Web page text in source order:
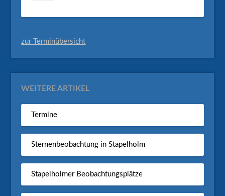
zur Terminübersicht
WEITERE ARTIKEL
Termine
Sternenbeobachtung in Stapelholm
Stapelholmer Beobachtungsplätze